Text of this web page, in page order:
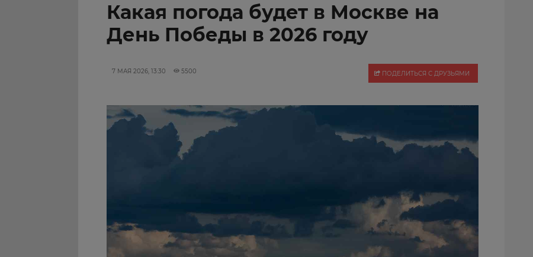
Какая погода будет в Москве на
День Победы в 2026 году
7 МАЯ 2026, 13:30 5500 ПОДЕЛИТЬСЯ С ДРУЗЬЯМИ